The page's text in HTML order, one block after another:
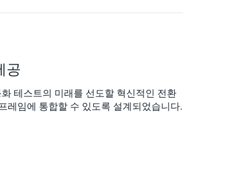
공
테스트의 미래를 선도할 혁신적인 전환
레임에 통합할 수 있도록 설계되었습니다.